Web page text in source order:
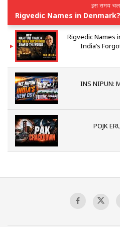
इस समय चल
Rigvedic Names
India’s
INS NIPUN:
POJK